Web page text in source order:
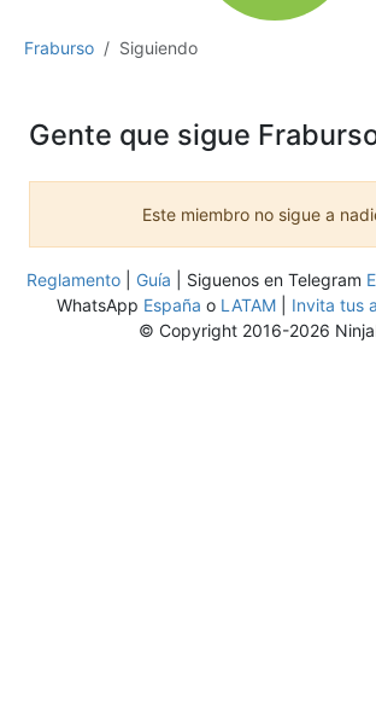
Fraburso Siguiendo
Gente que sigue
Este miembro no sigue a
Reglamento Guía | Siguenos en Telegram
WhatsApp España o LATAM| Invita tus
© Copyright 2016-2026